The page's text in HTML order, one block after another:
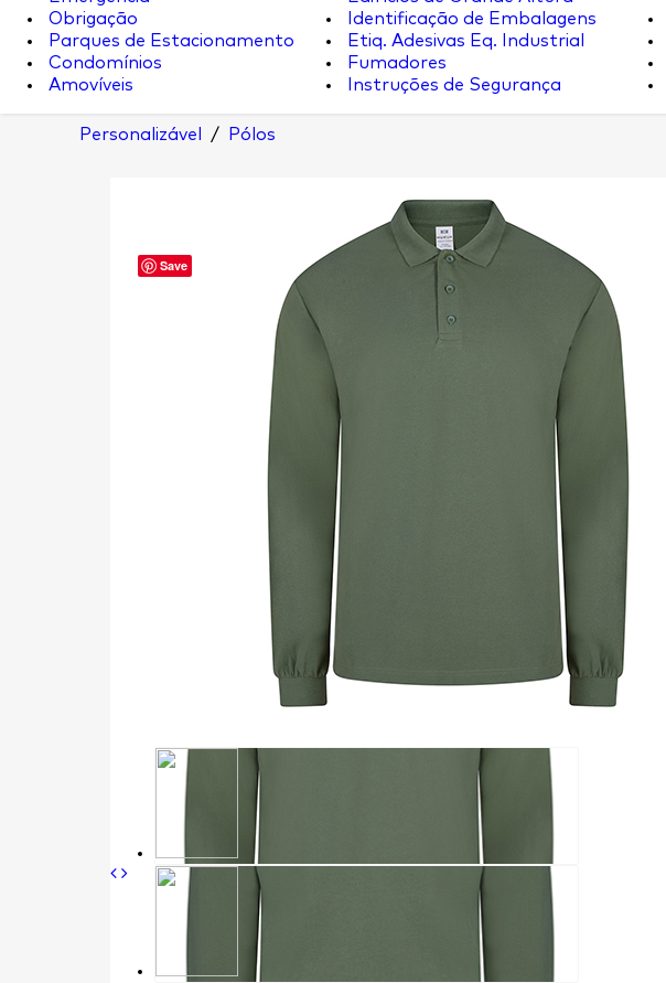
Obrigação
Parques de Estacionamento
Condomínios
Amovíveis
Identificação de Embalagens
Etiq. Adesivas Eq. Industrial
Fumadores
Instruções de Segurança
Personalizável / Pólos
Save